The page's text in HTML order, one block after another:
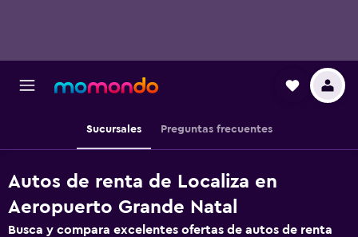
Sucursales Preguntas frecuentes
Autos de renta de Localiza en
Aeropuerto Grande Natal
Busca y compara excelentes ofertas de autos de renta